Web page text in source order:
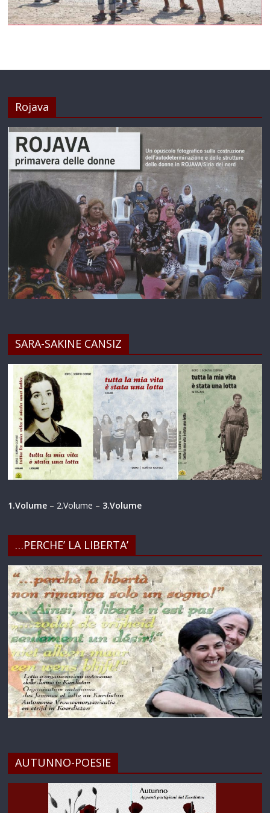
Rojava
SARA-SAKINE CANSIZ
1.Volume – 2.Volume – 3.Volume
…PERCHE’ LA LIBERTA’
AUTUNNO-POESIE